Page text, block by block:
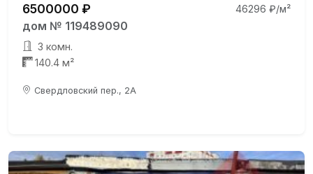
6500000 ₽ 46296 ₽/м²
дом № 119489090
3 комн.
140.4 м²
Свердловский пер., 2А